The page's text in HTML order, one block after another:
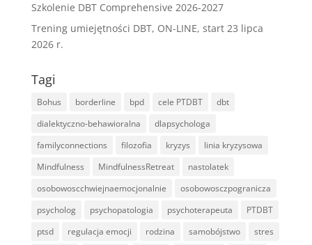
Szkolenie DBT Comprehensive 2026-2027
Trening umiejętności DBT, ON-LINE, start 23 lipca
2026 r.
Tagi
Bohus borderline bpd cele PTDBT
dbt
dialektyczno-behawioralna
dlapsychologa
familyconnections
filozofia kryzys
linia kryzysowa
Mindfulness
MindfulnessRetreat
nastolatek
osobowoscchwiejnaemocjonalnie
osobowosczpogranicza
psycholog
psychopatologia psychoterapeuta
PTDBT
ptsd
regulacja emocji rodzina samobójstwo
stres